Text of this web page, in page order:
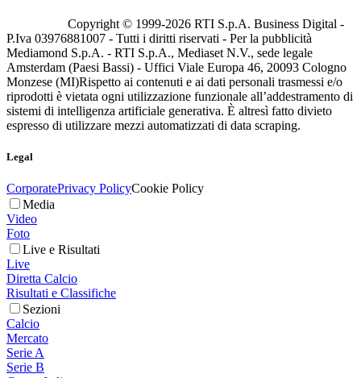
Copyright © 1999-2026 RTI S.p.A. Business Digital -
P.Iva 03976881007 - Tutti i diritti riservati - Per la pubblicità
Mediamond S.p.A. - RTI S.p.A., Mediaset N.V., sede legale
Amsterdam (Paesi Bassi) - Uffici Viale Europa 46, 20093 Cologno
Monzese (MI)Rispetto ai contenuti e ai dati personali trasmessi e/o
riprodotti è vietata ogni utilizzazione funzionale all’addestramento di
sistemi di intelligenza artificiale generativa. È altresì fatto divieto
espresso di utilizzare mezzi automatizzati di data scraping.
Legal
CorporatePrivacy PolicyCookie Policy
Media
Video
Foto
Live e Risultati
Live
Diretta Calcio
Risultati e Classifiche
Sezioni
Calcio
Mercato
Serie A
Serie B